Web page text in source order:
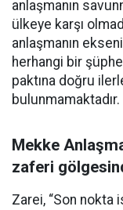
anlaşmanın
ülkeye karşı
anlaşmanın
herhangi bir
paktına doğru
bulunmamaktadır.
Mekke
zaferi
Zarei, “Son nokta